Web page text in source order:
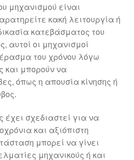
μηχανισμού είναι
κακή λειτουργία ή
κατεβάσματος του
αυτοί οι μηχανισμοί
του χρόνου λόγω
και μπορούν να
όπως η απουσία κίνησης ή
σχεδιαστεί για να
και αξιόπιστη
μπορεί να γίνει
μηχανικούς ή και